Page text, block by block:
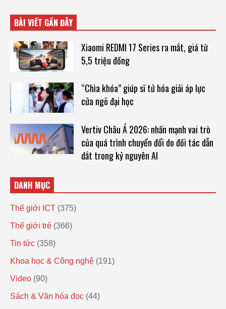
BÀI VIẾT GẦN ĐÂY
Xiaomi REDMI 17 Series ra mắt, giá từ
5,5 triệu đồng
“Chìa khóa” giúp sĩ tử hóa giải áp lực
cửa ngõ đại học
Vertiv Châu Á 2026: nhấn mạnh vai trò
của quá trình chuyển đổi do đối tác dẫn
dắt trong kỷ nguyên AI
DANH MỤC
Thế giới ICT (375)
Thế giới trẻ (366)
Tin tức (358)
Khoa học & Công nghệ (191)
Video (90)
Sách & Văn hóa đọc (44)